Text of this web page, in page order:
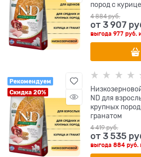
пород с
4 884 руб.
от3 907
выгода977 руб.
Рекомендуем
Скидка 20%
ND для
крупных
гранатом
4 419 руб.
от3 535
выгода884 руб.